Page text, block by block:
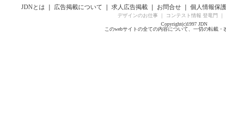
JDNとは 広告掲載について 求人広告掲載｜ お問合せ｜ 個人情報保
デザインのお仕事｜ コンテスト情報 登竜門
Copyright(c)1997 JDN
このwebサイトの全ての内容について、一切の転載・